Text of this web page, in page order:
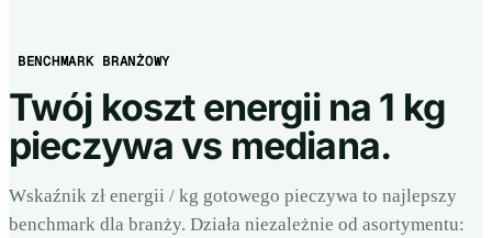
BENCHMARK BRANŻOWY
Twój koszt energii na 1 kg
pieczywa vs mediana.
Wskaźnik zł energii / kg gotowego pieczywa to najlepszy
benchmark dla branży. Działa niezależnie od asortymentu: